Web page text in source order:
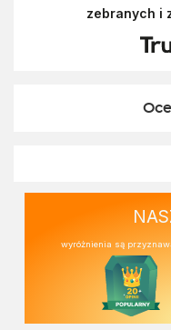
wszystkich
Ekofabryce.
Pozdrawiamy
zebranych i
wyróżnienia są